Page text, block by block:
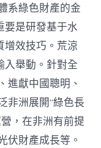
系綠色財產的金
要是研發基于水
增效技巧。荒涼
入舉動。針對全
進獻中國聰明、
非洲展開“綠色長
，在非洲有前提
伏財產成長等。